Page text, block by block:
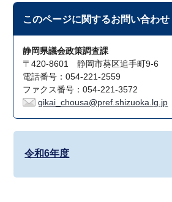
このページに関するお問い合わせ
静岡県議会政策調査課
〒420-8601 静岡市葵区追手町9-6
電話番号：054-221-2559
ファクス番号：054-221-3572
gikai_chousa@pref.shizuoka.lg.jp
令和6年度